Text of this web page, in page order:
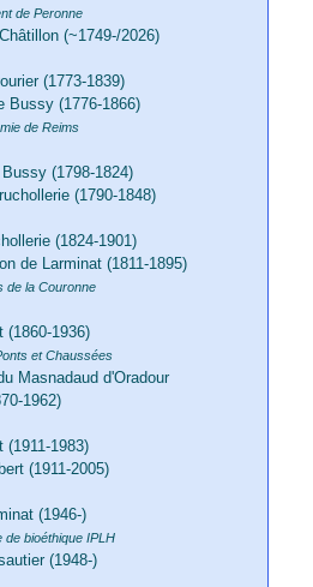
de Peronne
(~1749-/2026)
(1773-1839)
Bussy (1776-1866)
de Reims
(1798-1824)
(1790-1848)
(1824-1901)
de Larminat (1811-1895)
de la Couronne
(1860-1936)
et Chaussées
Masnadaud d'Oradour
1962)
(1911-1983)
(1911-2005)
(1946-)
de bioéthique IPLH
(1948-)